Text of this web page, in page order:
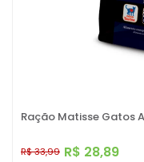
Ração Matisse Gatos
R$ 28,89
R$ 33,99